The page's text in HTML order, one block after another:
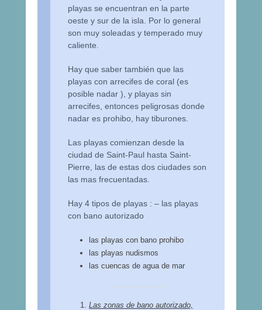
playas se encuentran en la parte
oeste y sur de la isla. Por lo general
son muy soleadas y temperado muy
caliente.
Hay que saber también que las
playas con arrecifes de coral (es
posible nadar ), y playas sin
arrecifes, entonces peligrosas donde
nadar es prohibo, hay tiburones.
Las playas comienzan desde la
ciudad de Saint-Paul hasta Saint-
Pierre, las de estas dos ciudades son
las mas frecuentadas.
Hay 4 tipos de playas : – las playas
con bano autorizado
las playas con bano prohibo
las playas nudismos
las cuencas de agua de mar
Las zonas de bano autorizado,